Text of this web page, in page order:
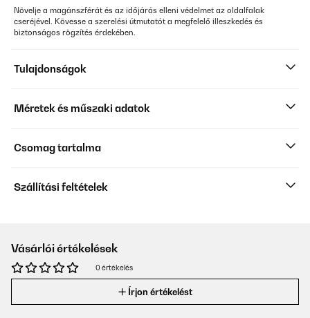
Növelje a magánszférát és az időjárás elleni védelmet az oldalfalak
cseréjével. Kövesse a szerelési útmutatót a megfelelő illeszkedés és
biztonságos rögzítés érdekében.
Tulajdonságok
Méretek és műszaki adatok
Csomag tartalma
Szállítási feltételek
Vásárlói értékelések
0 értékelés
Írjon értékelést